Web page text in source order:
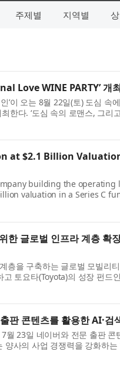
주제별 지역별
Love WINE PARTY’
’이 오는 8월 22일(토) 도심
최한다. ‘도심 속의 로맨스, 그
at $2.1 Billion
building the
valuation in a Series C
한 글로벌 인프라 계층 확
층을 구축하는 글로벌 모빌
토요타(Toyota)의 성장 펀드
판 콘텐츠를 활용한 AI·검
월 23일 네이버와 전문 출판
사의 사업 경쟁력을 강화하